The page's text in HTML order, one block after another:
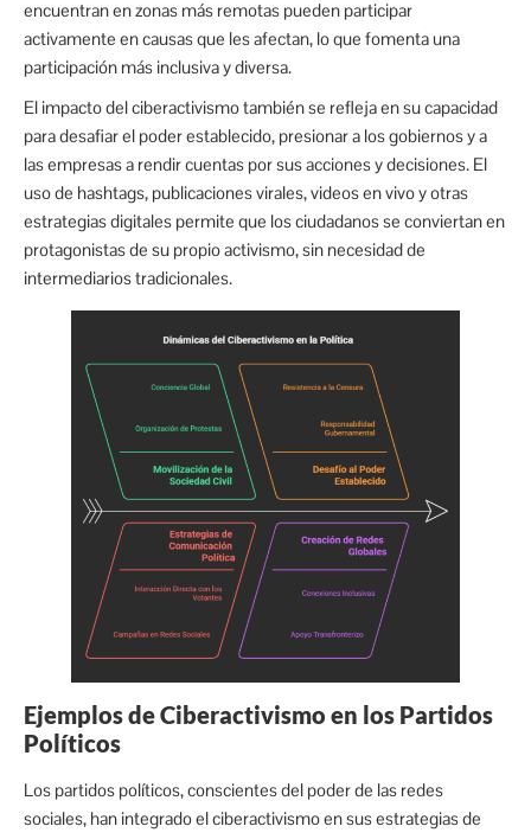
encuentran en zonas más remotas pueden participar
activamente en causas que les afectan, lo que fomenta una
participación más inclusiva y diversa.
El impacto del ciberactivismo también se refleja en su capacidad
para desafiar el poder establecido, presionar a los gobiernos y a
las empresas a rendir cuentas por sus acciones y decisiones. El
uso de hashtags, publicaciones virales, videos en vivo y otras
estrategias digitales permite que los ciudadanos se conviertan en
protagonistas de su propio activismo, sin necesidad de
intermediarios tradicionales.
Ejemplos de Ciberactivismo en los Partidos
Políticos
Los partidos políticos, conscientes del poder de las redes
sociales, han integrado el ciberactivismo en sus estrategias de